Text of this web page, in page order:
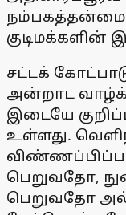
நம்பகத்தன்மை
குடிமக்களின்
சட்டக்
அன்றாட
இடையே
உள்ளது.
பெறுவதோ,
பெறுவதோ